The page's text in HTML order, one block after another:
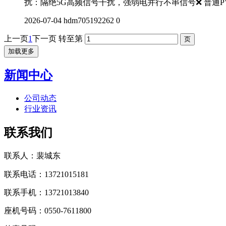
扰：隔绝5G高频信号干扰，强弱电并行不串信号❌ 普通
2026-07-04 hdm705192262 0
上一页1下一页 转至第
加载更多
新闻中心
公司动态
行业资讯
联系我们
联系人：裴城东
联系电话：13721015181
联系手机：13721013840
座机号码：0550-7611800